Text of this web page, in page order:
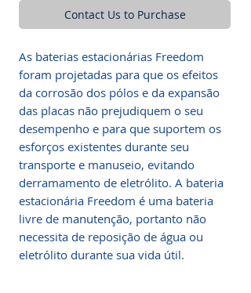
Contact Us to Purchase
As baterias estacionárias Freedom
foram projetadas para que os efeitos
da corrosão dos pólos e da expansão
das placas não prejudiquem o seu
desempenho e para que suportem os
esforços existentes durante seu
transporte e manuseio, evitando
derramamento de eletrólito. A bateria
estacionária Freedom é uma bateria
livre de manutenção, portanto não
necessita de reposição de água ou
eletrólito durante sua vida útil.